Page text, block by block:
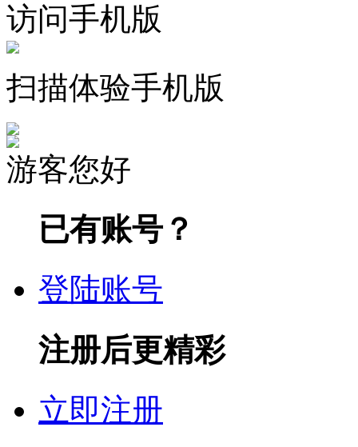
访问手机版
扫描体验手机版
游客您好
已有账号？
登陆账号
注册后更精彩
立即注册